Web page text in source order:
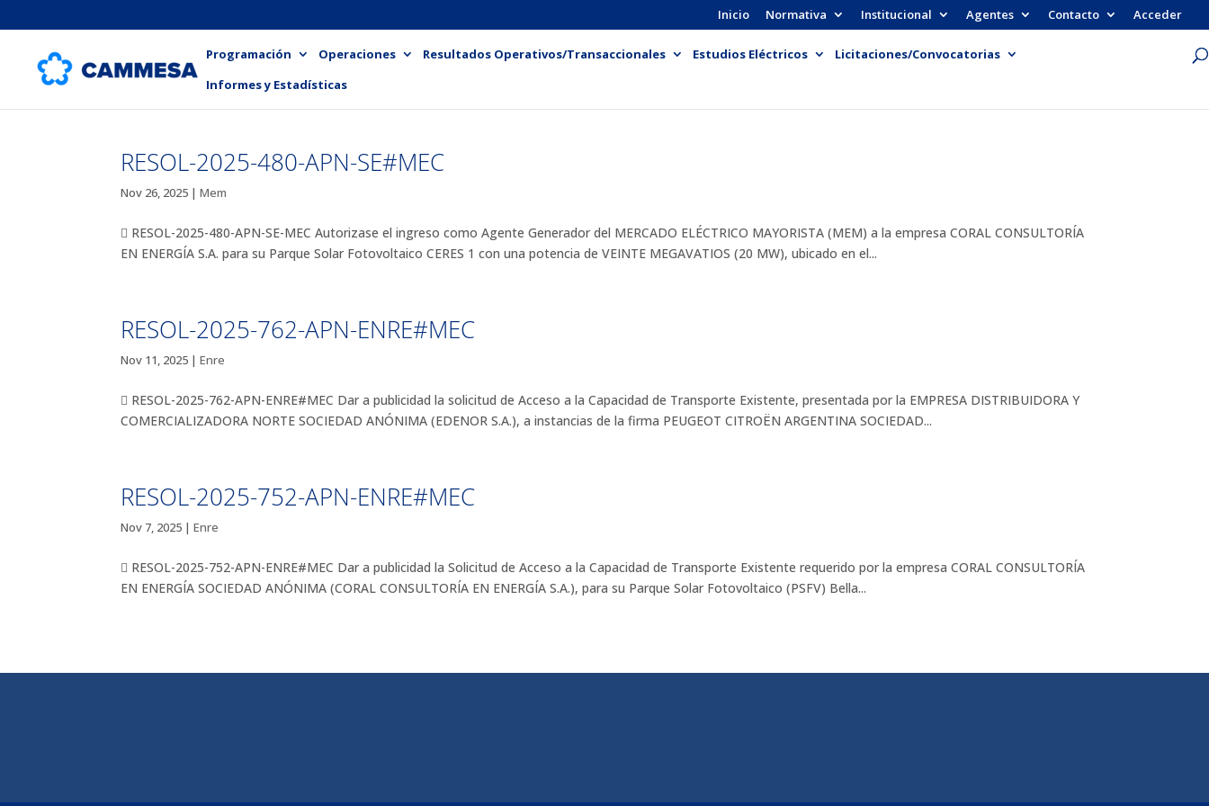
Inicio Normativa Institucional Agentes Contacto Acceder
Programación Operaciones Resultados Operativos/Transaccionales Estudios Eléctricos
Licitaciones/Convocatorias
Informes y Estadísticas
RESOL-2025-480-APN-SE#MEC
Nov 26, 2025 |Mem
 RESOL-2025-480-APN-SE-MEC Autorizase el ingreso como Agente Generador del MERCADO ELÉCTRICO MAYORISTA (MEM) a la empresa CORAL CONSULTORÍA
EN ENERGÍA S.A. para su Parque Solar Fotovoltaico CERES 1 con una potencia de VEINTE MEGAVATIOS (20 MW), ubicado en el...
RESOL-2025-762-APN-ENRE#MEC
Nov 11, 2025 |Enre
 RESOL-2025-762-APN-ENRE#MEC Dar a publicidad la solicitud de Acceso a la Capacidad de Transporte Existente, presentada por la EMPRESA DISTRIBUIDORA Y
COMERCIALIZADORA NORTE SOCIEDAD ANÓNIMA (EDENOR S.A.), a instancias de la firma PEUGEOT CITROËN ARGENTINA SOCIEDAD...
RESOL-2025-752-APN-ENRE#MEC
Nov 7, 2025 |Enre
 RESOL-2025-752-APN-ENRE#MEC Dar a publicidad la Solicitud de Acceso a la Capacidad de Transporte Existente requerido por la empresa CORAL CONSULTORÍA
EN ENERGÍA SOCIEDAD ANÓNIMA (CORAL CONSULTORÍA EN ENERGÍA S.A.), para su Parque Solar Fotovoltaico (PSFV) Bella...